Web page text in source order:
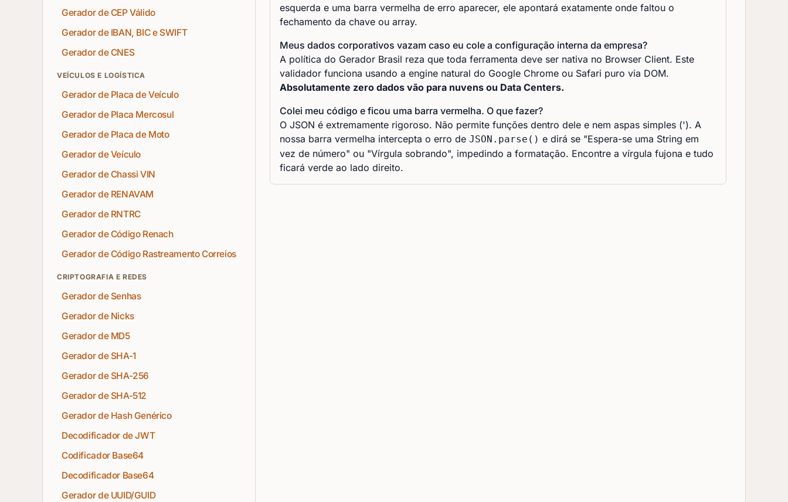
Gerador de CEP Válido
Gerador de IBAN, BIC e SWIFT
Gerador de CNES
VEÍCULOS E LOGÍSTICA
Gerador de Placa de Veículo
Gerador de Placa Mercosul
Gerador de Placa de Moto
Gerador de Veículo
Gerador de Chassi VIN
Gerador de RENAVAM
Gerador de RNTRC
Gerador de Código Renach
Gerador de Código Rastreamento Correios
CRIPTOGRAFIA E REDES
Gerador de Senhas
Gerador de Nicks
Gerador de MD5
Gerador de SHA-1
Gerador de SHA-256
Gerador de SHA-512
Gerador de Hash Genérico
Decodificador de JWT
Codificador Base64
Decodificador Base64
Gerador de UUID/GUID
esquerda e uma barra vermelha de erro aparecer, ele apontará exatamente onde faltou o
fechamento da chave ou array.
Meus dados corporativos vazam caso eu cole a configuração interna da empresa?
A política do Gerador Brasil reza que toda ferramenta deve ser nativa no Browser Client. Este
validador funciona usando a engine natural do Google Chrome ou Safari puro via DOM.
Absolutamente zero dados vão para nuvens ou Data Centers.
Colei meu código e ficou uma barra vermelha. O que fazer?
O JSON é extremamente rigoroso. Não permite funções dentro dele e nem aspas simples ('). A
nossa barra vermelha intercepta o erro de JSON.parse() e dirá se "Espera-se uma String em
vez de número" ou "Vírgula sobrando", impedindo a formatação. Encontre a vírgula fujona e tudo
ficará verde ao lado direito.